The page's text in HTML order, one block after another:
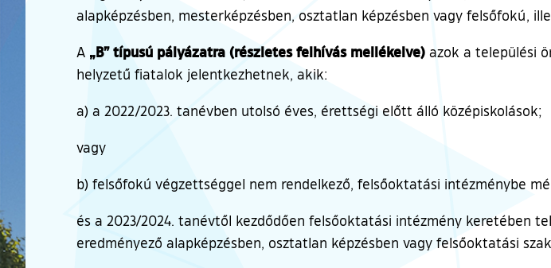
alapképzésben, mesterképzésben, osztatlan képzésben vagy felsőfokú,
A „B” típusú pályázatra (részletes felhívás mellékelve) azok a települési
helyzetű fiatalok jelentkezhetnek, akik:
a) a 2022/2023. tanévben utolsó éves, érettségi előtt álló középiskolások;
vagy
b) felsőfokú végzettséggel nem rendelkező, felsőoktatási intézménybe
és a 2023/2024. tanévtől kezdődően felsőoktatási intézmény keretében
eredményező alapképzésben, osztatlan képzésben vagy felsőoktatási